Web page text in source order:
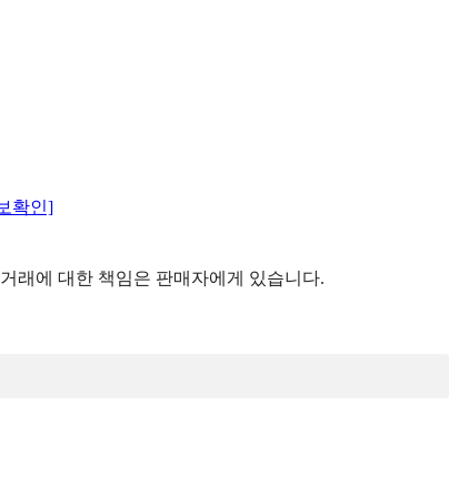
확인]
래에 대한 책임은 판매자에게 있습니다.